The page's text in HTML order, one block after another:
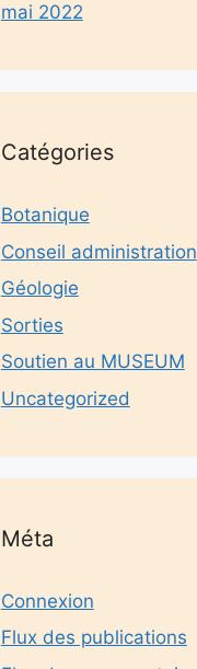
mai 2022
Catégories
Botanique
Conseil administration
Géologie
Sorties
Soutien au MUSEUM
Uncategorized
Méta
Connexion
Flux des publications